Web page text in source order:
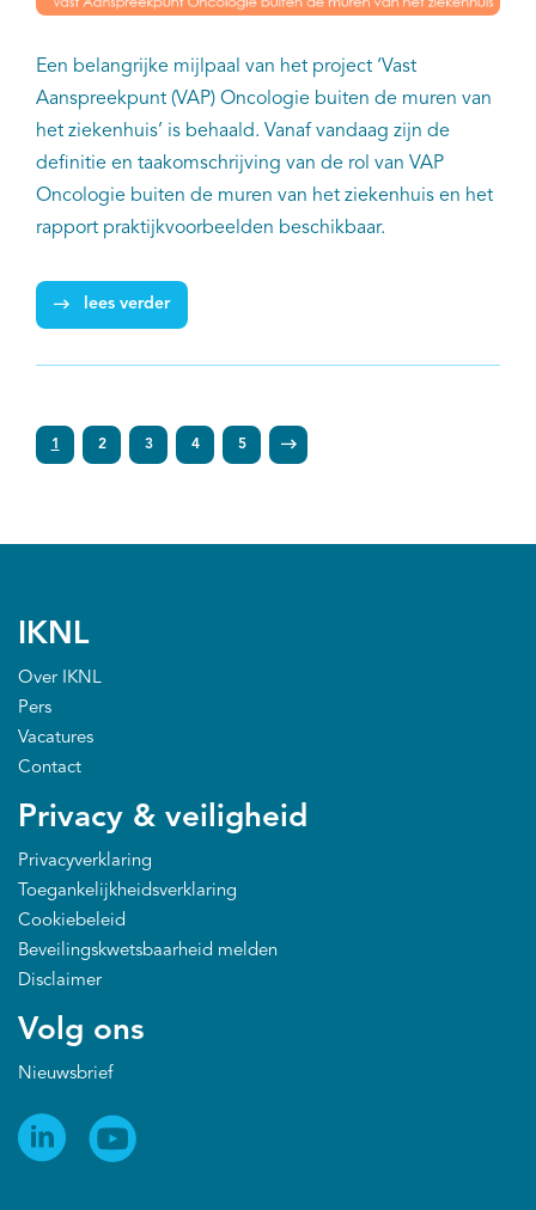
Een belangrijke mijlpaal van het project ‘Vast
Aanspreekpunt (VAP) Oncologie buiten de muren van
het ziekenhuis’ is behaald. Vanaf vandaag zijn de
definitie en taakomschrijving van de rol van VAP
Oncologie buiten de muren van het ziekenhuis en het
rapport praktijkvoorbeelden beschikbaar.
lees verder
1 2 3 4 5
IKNL
Over IKNL
Pers
Vacatures
Contact
Privacy & veiligheid
Privacyverklaring
Toegankelijkheidsverklaring
Cookiebeleid
Beveilingskwetsbaarheid melden
Disclaimer
Volg ons
Nieuwsbrief